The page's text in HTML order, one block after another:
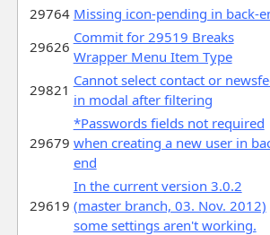
29764 Missing icon-pending in back-
29626
Commit for 29519 Breaks
Wrapper Menu Item Type
29821
Cannot select contact or
in modal after filtering
29679
*Passwords fields not required
when creating a new user in
end
29619
In the current version 3.0.2
(master branch, 03. Nov. 2012)
some settings aren't working.